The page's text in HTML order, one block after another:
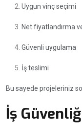
Uygun vinç seçimi
Net fiyatlandırma
Güvenli uygulama
İş teslimi
Bu sayede projeleriniz
İş